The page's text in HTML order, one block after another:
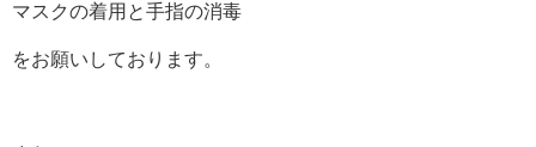
マスクの着用と手指の消毒
をお願いしております。